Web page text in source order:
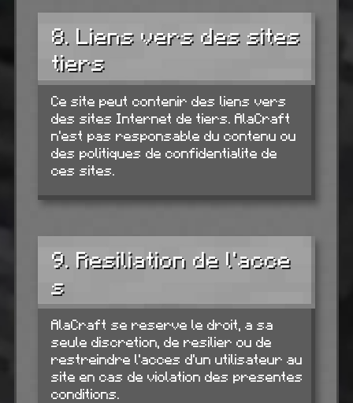
8. Liens vers des sites
tiers
Ce site peut contenir des liens vers
des sites Internet de tiers. AlaCraft
n'est pas responsable du contenu ou
des politiques de confidentialite de
ces sites.
9. Resiliation de l'acce
s
AlaCraft se reserve le droit, a sa
seule discretion, de resilier ou de
restreindre l'acces d'un utilisateur au
site en cas de violation des presentes
conditions.